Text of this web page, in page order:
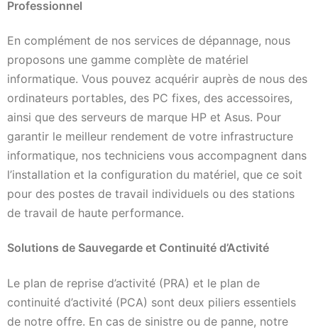
Professionnel
En complément de nos services de dépannage, nous
proposons une gamme complète de matériel
informatique. Vous pouvez acquérir auprès de nous des
ordinateurs portables, des PC fixes, des accessoires,
ainsi que des serveurs de marque HP et Asus. Pour
garantir le meilleur rendement de votre infrastructure
informatique, nos techniciens vous accompagnent dans
l’installation et la configuration du matériel, que ce soit
pour des postes de travail individuels ou des stations
de travail de haute performance.
Solutions de Sauvegarde et Continuité d’Activité
Le plan de reprise d’activité (PRA) et le plan de
continuité d’activité (PCA) sont deux piliers essentiels
de notre offre. En cas de sinistre ou de panne, notre